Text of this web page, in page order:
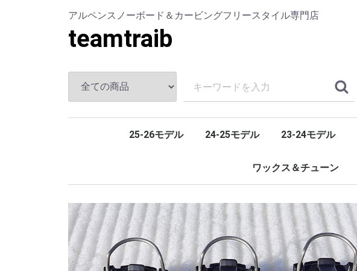
アルペンスノーボード＆カービングフリースタイル専門店
teamtraib
25-26モデル 24-25モデル 23-24モデル
スノーボード
ワックス＆チューン